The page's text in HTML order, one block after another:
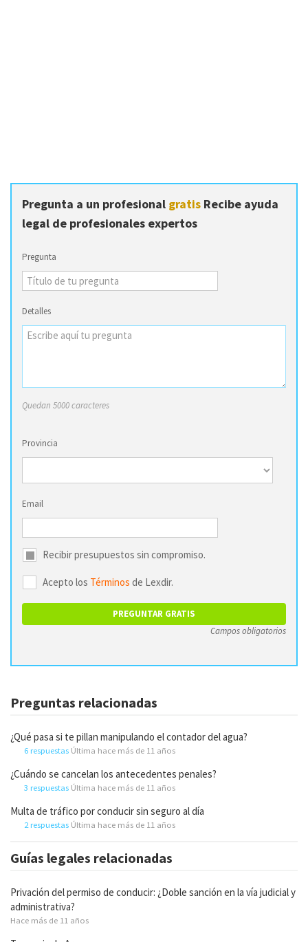
Pregunta a un profesional gratis Recibe ayuda
legal de profesionales expertos
Pregunta
Detalles
Quedan 5000 caracteres
Provincia
Email
Recibir presupuestos sin compromiso.
Acepto los Términos de Lexdir.
Campos obligatorios
Preguntas relacionadas
¿Qué pasa si te pillan manipulando el contador del agua?
6 respuestas Última hace más de 11 años
¿Cuándo se cancelan los antecedentes penales?
3 respuestas Última hace más de 11 años
Multa de tráfico por conducir sin seguro al día
2 respuestas Última hace más de 11 años
Guías legales relacionadas
Privación del permiso de conducir: ¿Doble sanción en la vía judicial y
administrativa?
Hace más de 11 años